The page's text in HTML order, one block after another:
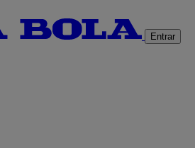
Entrar